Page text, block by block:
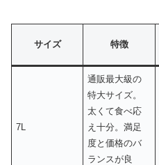
サイズ 特徴
7L
通販最大級の
特大サイズ。
太くて食べ応
え十分。満足
度と価格のバ
ランスが良